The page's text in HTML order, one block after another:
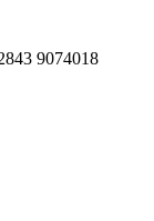
9074018